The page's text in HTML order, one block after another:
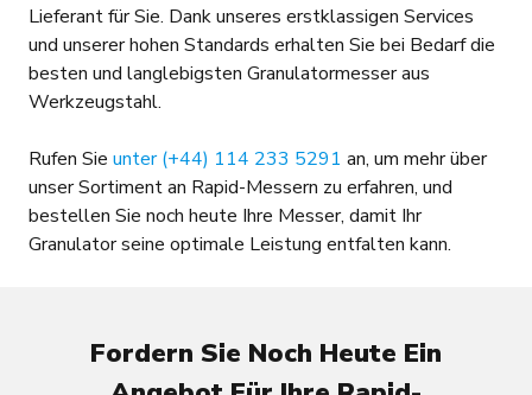
Lieferant für Sie. Dank unseres erstklassigen Services
und unserer hohen Standards erhalten Sie bei Bedarf die
besten und langlebigsten Granulatormesser aus
Werkzeugstahl.
Rufen Sie unter (+44) 114 233 5291 an, um mehr über
unser Sortiment an Rapid-Messern zu erfahren, und
bestellen Sie noch heute Ihre Messer, damit Ihr
Granulator seine optimale Leistung entfalten kann.
Fordern Sie Noch Heute Ein